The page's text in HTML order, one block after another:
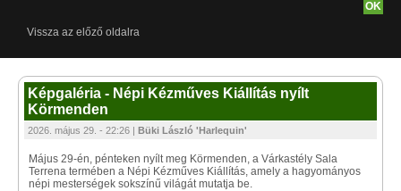
Vissza az előző oldalra
Képgaléria - Népi Kézműves Kiállítás nyílt
Körmenden
2026. május 29. - 22:26 | Büki László 'Harlequin'
Május 29-én, pénteken nyílt meg Körmenden, a Várkastély Sala
Terrena termében a Népi Kézműves Kiállítás, amely a hagyományos
népi mesterségek sokszínű világát mutatja be.